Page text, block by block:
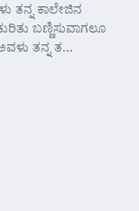
ತನ್ನ ಕಾಲೇಜಿನ
ಬಣ್ಣಿಸುವಾಗಲೂ
ತನ್ನ ತ...